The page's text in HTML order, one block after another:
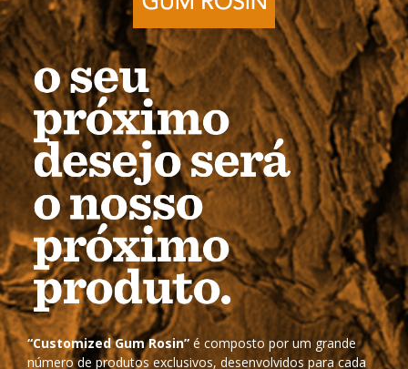
“Customized Gum Rosin” é composto por um grande
número de produtos exclusivos, desenvolvidos para cada